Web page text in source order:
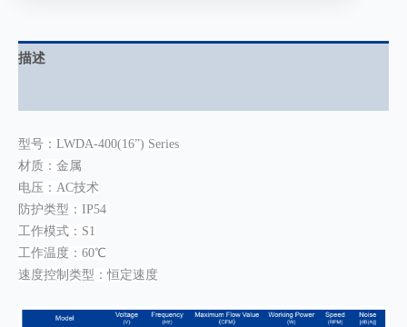
描述
型号：LWDA-400(16”) Series
材质：金属
电压：AC技术
防护类型：IP54
工作模式：S1
工作温度：60℃
速度控制类型：恒定速度